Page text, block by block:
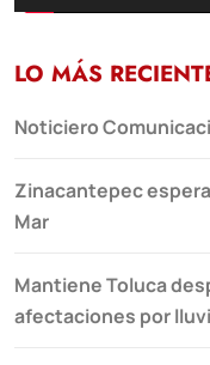
LO MÁS
Noticiero
Zinacantepec
Mar
Mantiene Toluca
afectaciones por